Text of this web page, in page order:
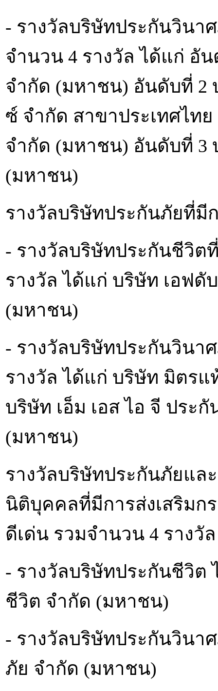
- รางวัลบริษัทประกันวินา
จำนวน 4 รางวัล ได้แก่ อั
จำกัด (มหาชน) อันดับที่ 2
ซ์ จำกัด สาขาประเทศไท
จำกัด (มหาชน) อันดับที่ 3
(มหาชน)
รางวัลบริษัทประกันภัยที่
- รางวัลบริษัทประกันชีวิ
รางวัล ได้แก่ บริษัท เอฟ
(มหาชน)
- รางวัลบริษัทประกันวิน
รางวัล ได้แก่ บริษัท มิตร
บริษัท เอ็ม เอส ไอ จี ประ
(มหาชน)
รางวัลบริษัทประกันภัยแล
นิติบุคคลที่มีการส่งเสริมก
ดีเด่น รวมจำนวน 4 รางวั
- รางวัลบริษัทประกันชีวิต
ชีวิต จำกัด (มหาชน)
- รางวัลบริษัทประกันวินา
ภัย จำกัด (มหาชน)